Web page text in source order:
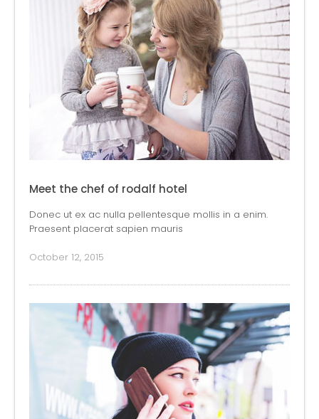
Meet the chef of rodalf hotel
Donec ut ex ac nulla pellentesque mollis in a enim.
Praesent placerat sapien mauris
October 12, 2015